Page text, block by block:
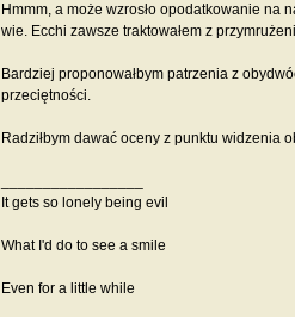
Hmmm, a może wzrosło opodatkowanie na
wie. Ecchi zawsze traktowałem z
Bardziej proponowałbym patrzenia z
przeciętności.
Radziłbym dawać oceny z punktu widzenia
It gets so lonely being evil
What I'd do to see a smile
Even for a little while